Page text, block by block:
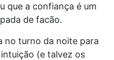
que a confiança é um
de facão.
no turno da noite para
(e talvez os